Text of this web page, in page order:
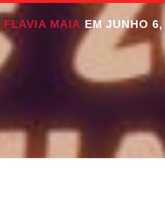
FLAVIA MAIA EM JUNHO